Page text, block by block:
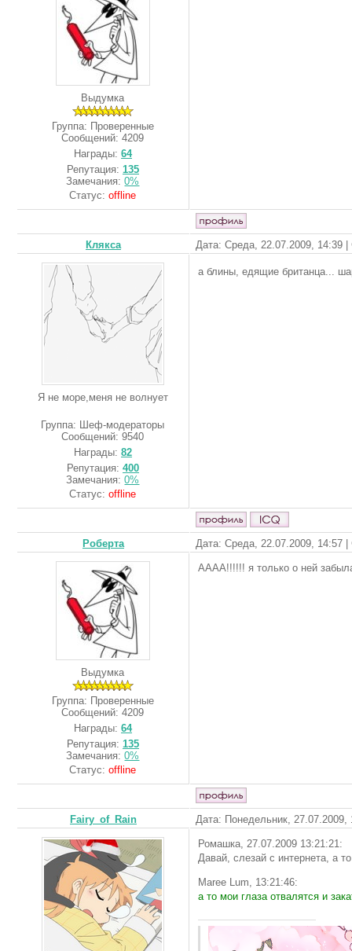
Выдумка
Группа: Проверенные
Сообщений:4209
Награды: 64
Репутация: 135
Замечания:0%
Статус:offline
Клякса Дата: Среда, 22.07.2009, 14:39
Я не море,меня не волнует
Группа: Шеф-модераторы
Сообщений:9540
Награды: 82
Репутация: 400
Замечания:0%
Статус:offline
а блины, едящие британца...
Роберта Дата: Среда, 22.07.2009, 14:57
Выдумка
Группа: Проверенные
Сообщений:4209
Награды: 64
Репутация: 135
Замечания:0%
Статус:offline
АААА!!!!!! я только о ней
Fairy_of_Rain Дата: Понедельник,
Ромашка, 27.07.2009 13:21:21:
Давай, слезай с интернета, а
Maree Lum, 13:21:46:
а то мои глаза отвалятся и